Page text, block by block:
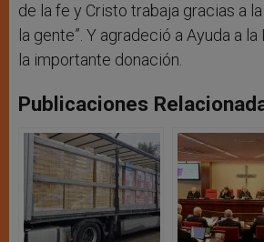
de la fe y Cristo trabaja gracias a
la gente”. Y agradeció a Ayuda a
la importante donación.
Publicaciones